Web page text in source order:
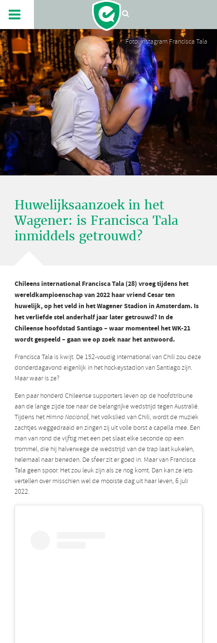
Foto: Instagram Francisca Tala
Huwelijksaanzoek in het
Wagener: is Francisca Tala
inmiddels getrouwd?
Chileens international Francisca Tala (28) vroeg tijdens het
wereldkampioenschap van 2022 haar vriend Cesar ten
huwelijk, op het veld in het Wagener Stadion in Amsterdam. Is
het verliefde stel anderhalf jaar later getrouwd? In de
Chileense hoofdstad Santiago – waar momenteel het WK-21
wordt gespeeld – gaan we op zoek naar het antwoord.
Francisca Tala is kwijt. De 152-voudig international van Chili zou deze
donderdagavond eigenlijk in het hockeystadion van Santiago zijn.
Maar waar is ze?
Een paar honderd Chileense supporters leven op de hoofdtribune
aan de lange zijde toe naar de belangrijke wedstrijd tegen Australië.
Tijdens hetHimno Nacional, het volkslied van Chili, wordt de muziek
zachtjes weggedraaid en zingen zij uit volle borst a capella mee. Een
man van rond de vijftig met een pet slaat elke seconde op een
trommel, die hij halverwege de wedstrijd van de trap laat kukelen,
helemaal naar beneden. De sfeer zit er goed in. Maar van Francisca
Tala geen spoor. Het zou leuk zijn als ze nog komt. Dan kan ze iets
vertellen over misschien wel de mooiste dag uit haar leven, 6 juli
2022.